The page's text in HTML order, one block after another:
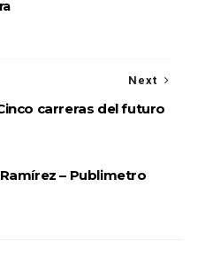
Next
carreras del futuro
– Publimetro